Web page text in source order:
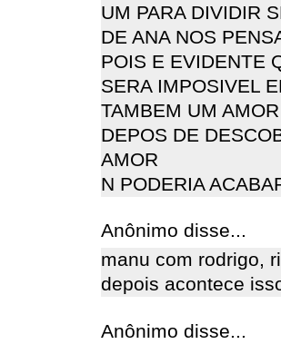
UM PARA DIVIDIR
DE ANA NOS
POIS E EVIDENTE
SERA IMPOSIVEL
TAMBEM UM
DEPOS DE
AMOR
N PODERIA
Anônimo disse...
manu com rodrigo,
depois acontece
Anônimo disse...